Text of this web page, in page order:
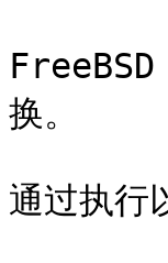
换。
通过执行